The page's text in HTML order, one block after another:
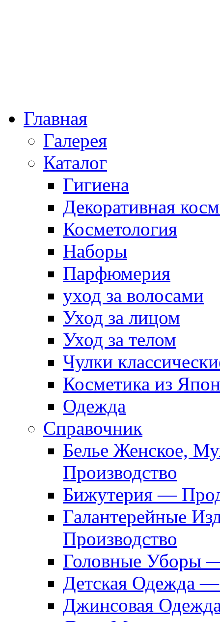
Главная
Галерея
Каталог
Гигиена
Декоративная
Косметология
Наборы
Парфюмерия
уход за волосами
Уход за лицом
Уход за телом
Чулки
Косметика из
Одежда
Справочник
Белье Женское,
Производство
Бижутерия —
Галантерейные
Производство
Головные Уборы
Детская Одежда
Джинсовая